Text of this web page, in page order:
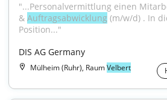
"...Personalvermittlung einen
& Auftragsabwicklung (m/w/d) . In
Position..."
DIS AG Germany
Mülheim (Ruhr), RaumVelbert